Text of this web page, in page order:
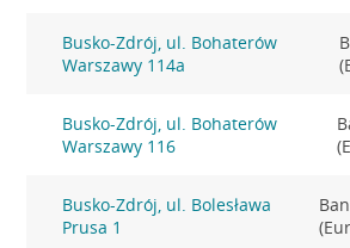
Busko-Zdrój, ul. Bohaterów
Warszawy 114a
Busko-Zdrój, ul. Bohaterów
Warszawy 116
Busko-Zdrój, ul. Bolesława
Prusa 1